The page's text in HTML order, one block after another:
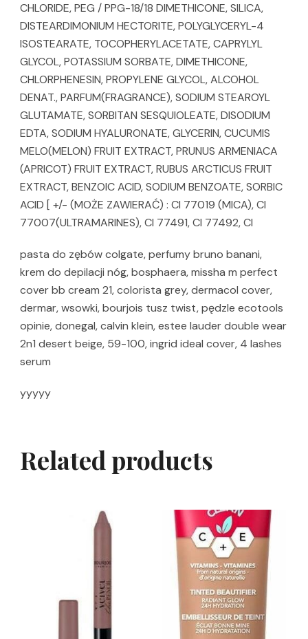
CHLORIDE, PEG / PPG-18/18 DIMETHICONE, SILICA,
DISTEARDIMONIUM HECTORITE, POLYGLYCERYL-4
ISOSTEARATE, TOCOPHERYLACETATE, CAPRYLYL
GLYCOL, POTASSIUM SORBATE, DIMETHICONE,
CHLORPHENESIN, PROPYLENE GLYCOL, ALCOHOL
DENAT., PARFUM(FRAGRANCE), SODIUM STEAROYL
GLUTAMATE, SORBITAN SESQUIOLEATE, DISODIUM
EDTA, SODIUM HYALURONATE, GLYCERIN, CUCUMIS
MELO(MELON) FRUIT EXTRACT, PRUNUS ARMENIACA
(APRICOT) FRUIT EXTRACT, RUBUS ARCTICUS FRUIT
EXTRACT, BENZOIC ACID, SODIUM BENZOATE, SORBIC
ACID [ +/- (MOŻE ZAWIERAĆ) : CI 77019 (MICA), CI
77007(ULTRAMARINES), CI 77491, CI 77492, CI
pasta do zębów colgate, perfumy bruno banani,
krem do depilacji nóg, bosphaera, missha m perfect
cover bb cream 21, colorista grey, dermacol cover,
dermar, wsowki, bourjois tusz twist, pędzle ecotools
opinie, donegal, calvin klein, estee lauder double wear
2n1 desert beige, 59-100, ingrid ideal cover, 4 lashes
serum
yyyyy
Related products